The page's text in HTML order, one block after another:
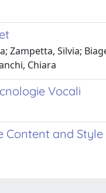
Zampetta, Silvia;
Chiara
Vocali
Content and Style